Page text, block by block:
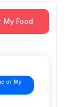
My Food
от My